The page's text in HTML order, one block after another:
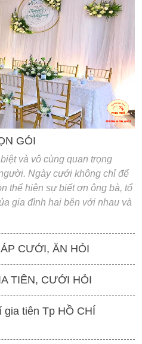
GÓI
và vô cùng quan trọng
Ngày cưới không chỉ để
thể hiện sự biết ơn ông bà, tổ
gia đình hai bên với nhau và
CƯỚI, ĂN HỎI
TIÊN, CƯỚI HỎI
gia tiên Tp HỒ CHÍ